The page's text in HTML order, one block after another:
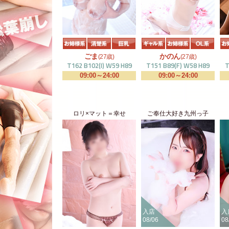
ごま (27歳)
T162 B102(I) W59 H89
09:00～24:00
かのん(27歳)
T151 B89(F) W58 H89
09:00～24:00
ロリ×マット＝幸せ ご奉仕大好き九州っ子
入店
08/06